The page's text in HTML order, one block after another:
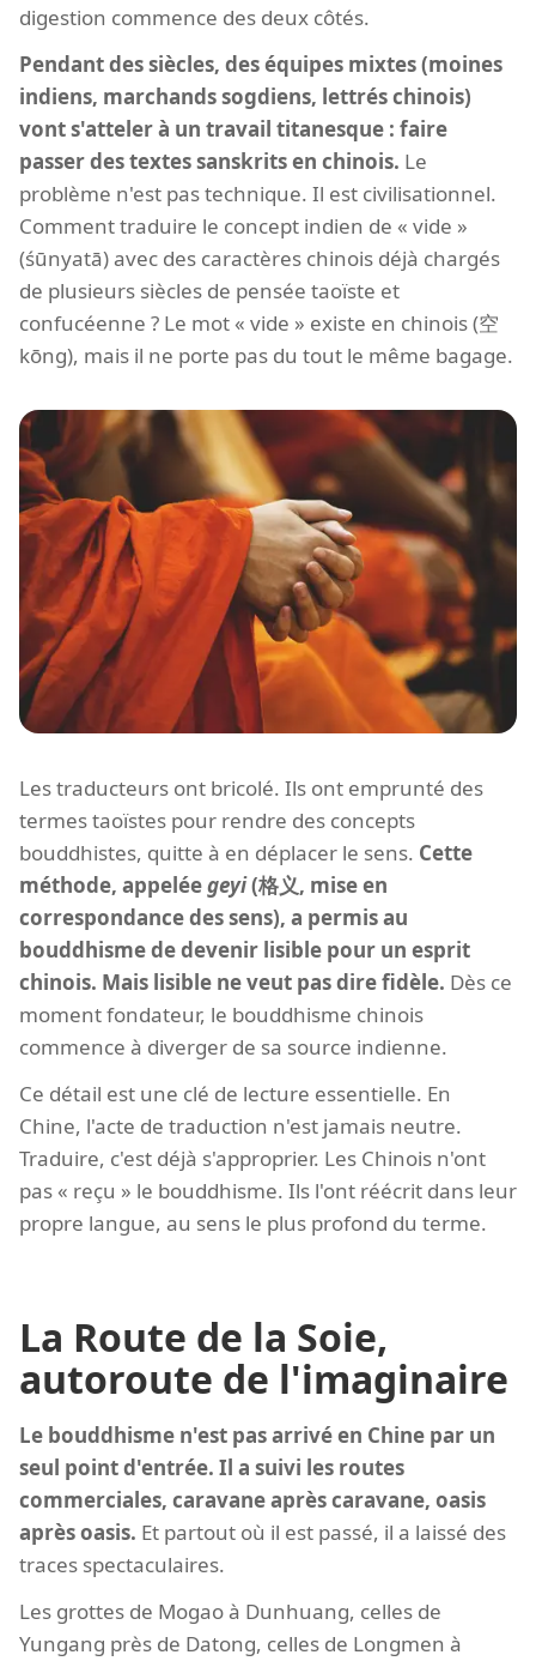
digestion commence des deux côtés.
Pendant des siècles, des équipes mixtes (moines
indiens, marchands sogdiens, lettrés chinois)
vont s'atteler à un travail titanesque : faire
passer des textes sanskrits en chinois. Le
problème n'est pas technique. Il est civilisationnel.
Comment traduire le concept indien de « vide »
(śūnyatā) avec des caractères chinois déjà chargés
de plusieurs siècles de pensée taoïste et
confucéenne ? Le mot « vide » existe en chinois (空
kōng), mais il ne porte pas du tout le même bagage.
Les traducteurs ont bricolé. Ils ont emprunté des
termes taoïstes pour rendre des concepts
bouddhistes, quitte à en déplacer le sens. Cette
méthode, appeléegeyi(格义, mise en
correspondance des sens), a permis au
bouddhisme de devenir lisible pour un esprit
chinois. Mais lisible ne veut pas dire fidèle. Dès ce
moment fondateur, le bouddhisme chinois
commence à diverger de sa source indienne.
Ce détail est une clé de lecture essentielle. En
Chine, l'acte de traduction n'est jamais neutre.
Traduire, c'est déjà s'approprier. Les Chinois n'ont
pas « reçu » le bouddhisme. Ils l'ont réécrit dans leur
propre langue, au sens le plus profond du terme.
La Route de la Soie,
autoroute de l'imaginaire
Le bouddhisme n'est pas arrivé en Chine par un
seul point d'entrée. Il a suivi les routes
commerciales, caravane après caravane, oasis
après oasis. Et partout où il est passé, il a laissé des
traces spectaculaires.
Les grottes de Mogao à Dunhuang, celles de
Yungang près de Datong, celles de Longmen à